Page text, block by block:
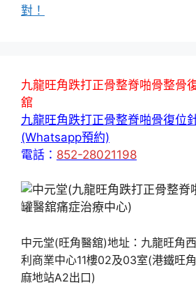
對！
九龍旺角跌打正骨整脊啪骨整骨
舘
九龍旺角跌打正骨整脊啪骨復位
(Whatsapp預約)
電話： 852-28021198
中元堂(旺角醫舘)地址：九龍旺角
利商業中心11樓02及03室(港鐵旺
麻地站A2出口)